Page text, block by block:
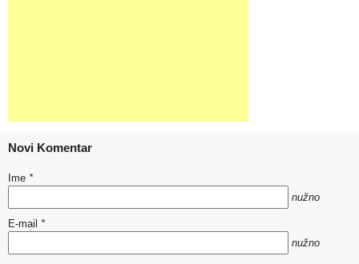
Novi Komentar
Ime *
nužno
E-mail *
nužno